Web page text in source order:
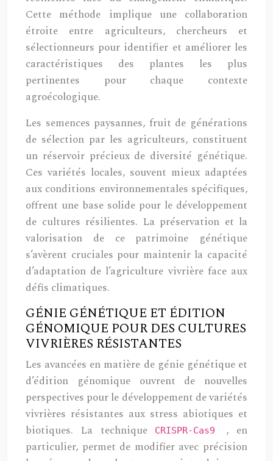
Cette méthode implique une collaboration
étroite entre agriculteurs, chercheurs et
sélectionneurs pour identifier et améliorer les
caractéristiques des plantes les plus
pertinentes pour chaque contexte
agroécologique.
Les semences paysannes, fruit de générations
de sélection par les agriculteurs, constituent
un réservoir précieux de diversité génétique.
Ces variétés locales, souvent mieux adaptées
aux conditions environnementales spécifiques,
offrent une base solide pour le développement
de cultures résilientes. La préservation et la
valorisation de ce patrimoine génétique
s’avèrent cruciales pour maintenir la capacité
d’adaptation de l’agriculture vivrière face aux
défis climatiques.
GÉNIE GÉNÉTIQUE ET ÉDITION
GÉNOMIQUE POUR DES CULTURES
VIVRIÈRES RÉSISTANTES
Les avancées en matière de génie génétique et
d’édition génomique ouvrent de nouvelles
perspectives pour le développement de variétés
vivrières résistantes aux stress abiotiques et
biotiques. La technique
CRISPR-Cas9 , en
particulier, permet de modifier avec précision